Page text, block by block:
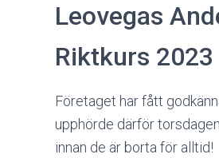
Leovegas
Riktkurs 2023
Företaget har fått
upphörde därför
innan de är borta för alltid!